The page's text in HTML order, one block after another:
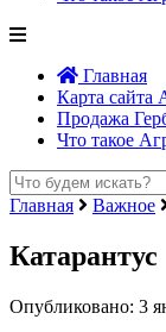
Главная
Карта сайта
Продажа
Что такое
Главная Важное
Катарантус
Опубликовано: 3